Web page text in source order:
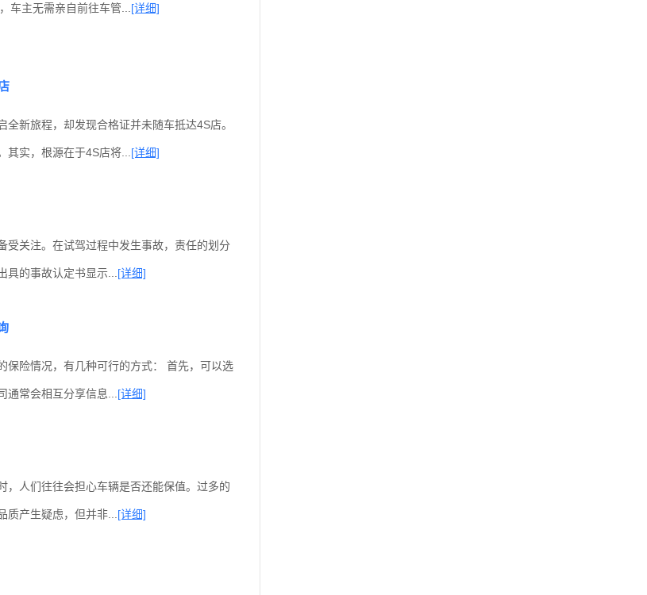
车主无需亲自前往车管... [详细]
新旅程，却发现合格证并未随车抵达4S店。
实，根源在于4S店将... [详细]
受关注。在试驾过程中发生事故，责任的划分
的事故认定书显示... [详细]
保险情况，有几种可行的方式： 首先，可以选
常会相互分享信息... [详细]
，人们往往会担心车辆是否还能保值。过多的
产生疑虑，但并非... [详细]